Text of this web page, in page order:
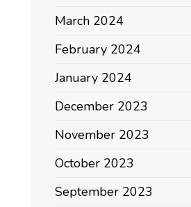
March 2024
February 2024
January 2024
December 2023
November 2023
October 2023
September 2023